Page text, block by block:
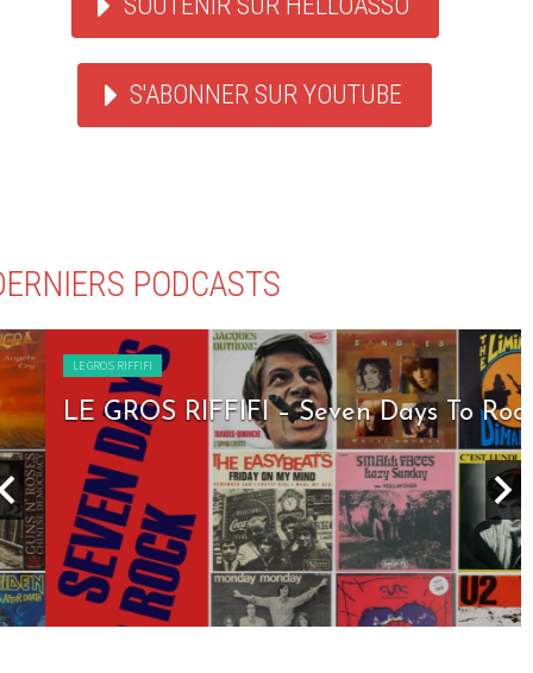
S'ABONNER SUR YOUTUBE
PODCASTS
LE GROS RIFFIFI
LE GROS RIFFIFI – Seven Days To Rock !!!